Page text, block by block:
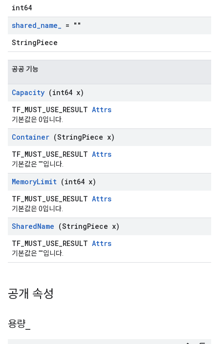
int64
shared_name_ = ""
StringPiece
공공 기능
Capacity (int64 x)
TF_MUST_USE_RESULT Attrs
기본값은 0입니다.
Container (StringPiece x)
TF_MUST_USE_RESULT Attrs
기본값은 ""입니다.
MemoryLimit (int64 x)
TF_MUST_USE_RESULT Attrs
기본값은 0입니다.
SharedName (StringPiece x)
TF_MUST_USE_RESULT Attrs
기본값은 ""입니다.
공개 속성
용량